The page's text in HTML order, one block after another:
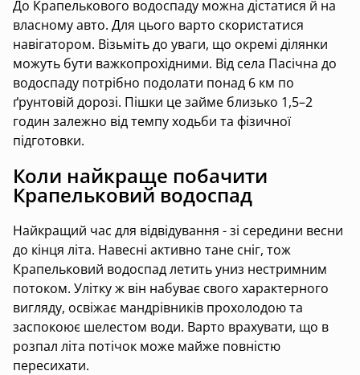
До Крапелькового водоспаду можна дістатися й на
власному авто. Для цього варто скористатися
навігатором. Візьміть до уваги, що окремі ділянки
можуть бути важкопрохідними. Від села Пасічна до
водоспаду потрібно подолати понад 6 км по
ґрунтовій дорозі. Пішки це займе близько 1,5–2
годин залежно від темпу ходьби та фізичної
підготовки.
Коли найкраще побачити
Крапельковий водоспад
Найкращий час для відвідування - зі середини весни
до кінця літа. Навесні активно тане сніг, тож
Крапельковий водоспад летить униз нестримним
потоком. Улітку ж він набуває свого характерного
вигляду, освіжає мандрівників прохолодою та
заспокоює шелестом води. Варто врахувати, що в
розпал літа потічок може майже повністю
пересихати.